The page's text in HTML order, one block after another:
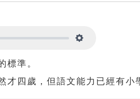
標準。
才四歲，但語文能力已經有小